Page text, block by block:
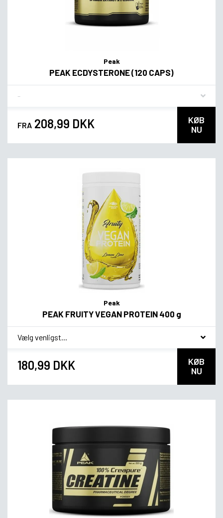
Peak
PEAK ECDYSTERONE (120 CAPS)
FRA 208,99 DKK
KØB
NU
Peak
PEAK FRUITY VEGAN PROTEIN 400 g
* Smagsvariant
180,99 DKK
KØB
NU